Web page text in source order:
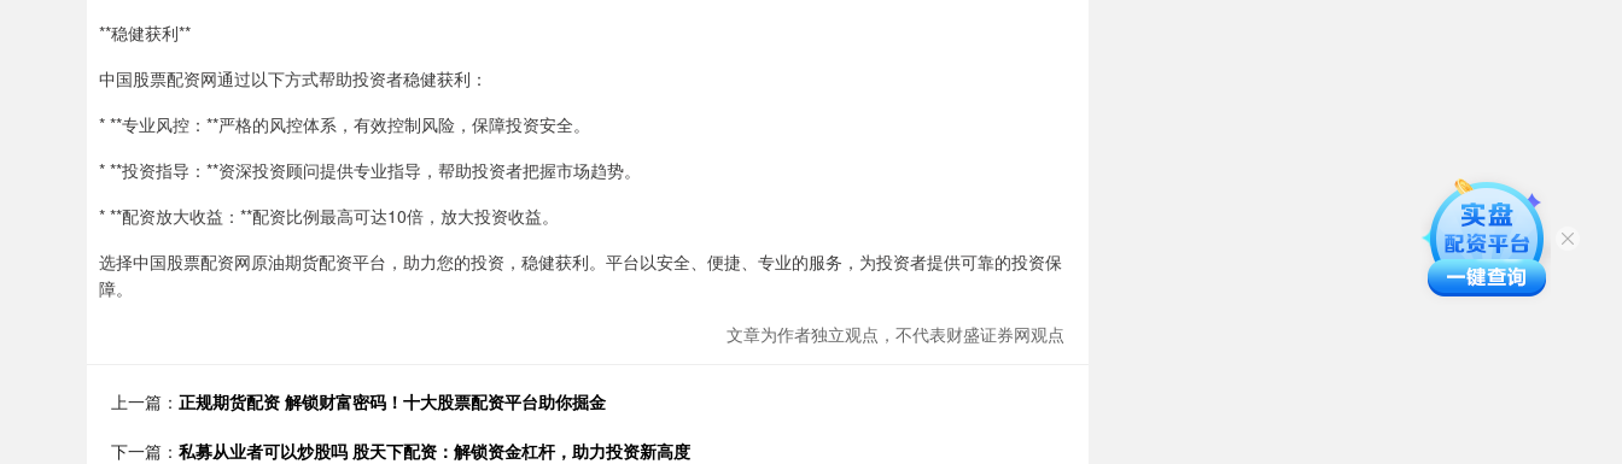
**稳健获利**
中国股票配资网通过以下方式帮助投资者稳健获利：
* **专业风控：**严格的风控体系，有效控制风险，保障投资安全。
* **投资指导：**资深投资顾问提供专业指导，帮助投资者把握市场趋势。
* **配资放大收益：**配资比例最高可达10倍，放大投资收益。
选择中国股票配资网原油期货配资平台，助力您的投资，稳健获利。平台以安全、便捷、专业的服务，为投资者提供可靠的投资保
障。
文章为作者独立观点，不代表财盛证券网观点
上一篇： 正规期货配资 解锁财富密码！十大股票配资平台助你掘金
下一篇： 私募从业者可以炒股吗 股天下配资：解锁资金杠杆，助力投资新高度